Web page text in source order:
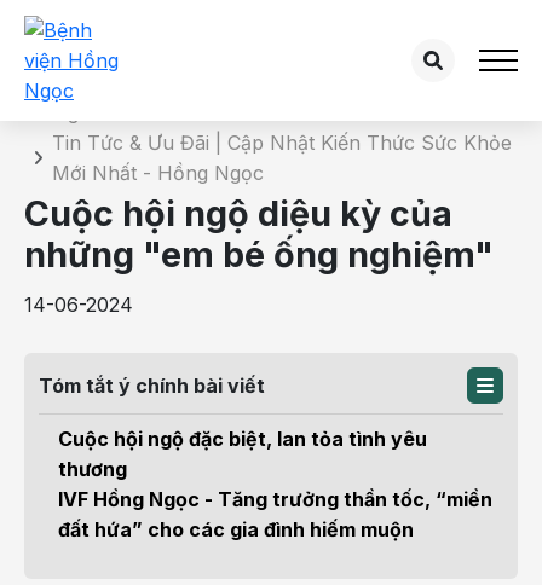
Chi tiết tin tức
Tin Tức & Ưu Đãi | Cập Nhật Kiến Thức Sức Khỏe
Mới Nhất - Hồng Ngọc
Cuộc hội ngộ diệu kỳ của
những "em bé ống nghiệm"
14-06-2024
Tóm tắt ý chính bài viết
Cuộc hội ngộ đặc biệt, lan tỏa tình yêu
thương
IVF Hồng Ngọc - Tăng trưởng thần tốc, “miền
đất hứa” cho các gia đình hiếm muộn